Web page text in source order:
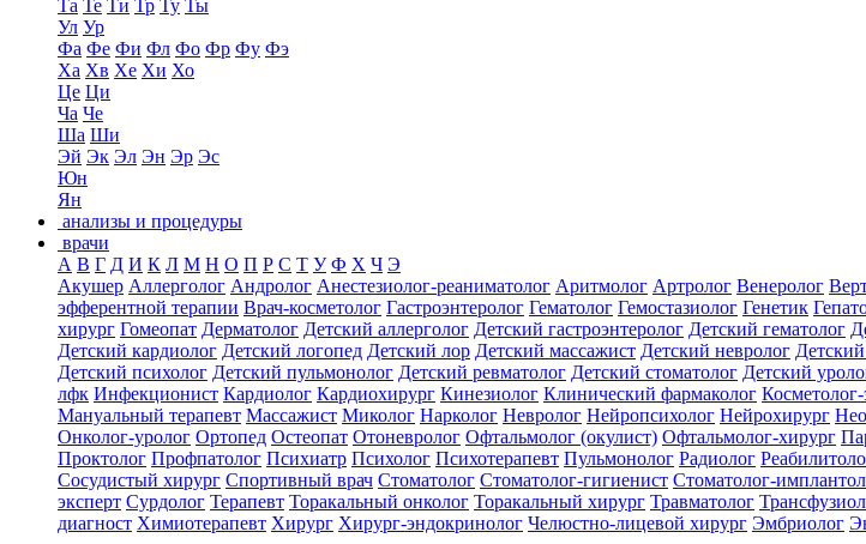
Та Те Ти Тр Ту Ты
Ул Ур
Фа Фе Фи Фл Фо Фр Фу Фэ
Ха Хв Хе Хи Хо
Це Ци
Ча Че
Ша Ши
Эй Эк Эл Эн Эр Эс
Юн
Ян
анализы и процедуры
врачи
А В Г Д И К Л М Н О П Р С Т У Ф Х Ч Э
Акушер Аллерголог Андролог Анестезиолог-реаниматолог Аритмолог Артролог Венеролог
эфферентной терапии Врач-косметолог Гастроэнтеролог Гематолог Гемостазиолог Генетик
хирург Гомеопат Дерматолог Детский аллерголог Детский гастроэнтеролог Детский гематолог
Детский кардиолог Детский логопед Детский лор Детский массажист Детский невролог
Детский психолог Детский пульмонолог Детский ревматолог Детский стоматолог Детский
лфк Инфекционист Кардиолог Кардиохирург Кинезиолог Клинический фармаколог Косметолог-
Мануальный терапевт Массажист Миколог Нарколог Невролог Нейропсихолог Нейрохирург
Онколог-уролог Ортопед Остеопат Отоневролог Офтальмолог (окулист) Офтальмолог-хирург
Проктолог Профпатолог Психиатр Психолог Психотерапевт Пульмонолог Радиолог
Сосудистый хирург Спортивный врач Стоматолог Стоматолог-гигиенист Стоматолог-
эксперт Сурдолог Терапевт Торакальный онколог Торакальный хирург Травматолог
диагност Химиотерапевт Хирург Хирург-эндокринолог Челюстно-лицевой хирург Эмбриолог